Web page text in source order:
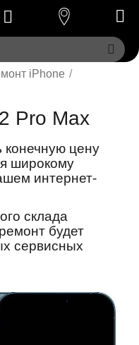
iPhone /
Pro Max
цену
широкому
интернет-
склада
будет
сервисных